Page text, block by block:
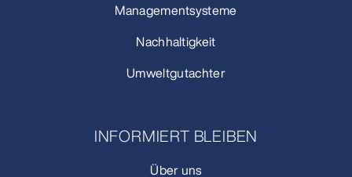
Managementsysteme
Nachhaltigkeit
Umweltgutachter
INFORMIERT BLEIBEN
Über uns